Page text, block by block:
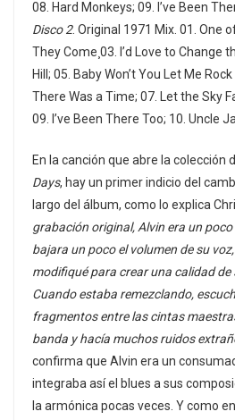
08. Hard Monkeys; 09. I’ve Been
Disco 2. Original 1971 Mix. 01. One
They Come¸03. I’d Love to Change
Hill; 05. Baby Won’t You Let Me Rock
There Was a Time; 07. Let the Sky
09. I’ve Been There Too; 10. Uncle
En la canción que abre la colección
Days, hay un primer indicio del
largo del álbum, como lo explica
grabación original, Alvin era un
bajara un poco el volumen de su
modifiqué para crear una calidad
Cuando estaba remezclando,
fragmentos entre las cintas
banda y hacía muchos ruidos
confirma que Alvin era un
integraba así el blues a sus
la armónica pocas veces. Y como